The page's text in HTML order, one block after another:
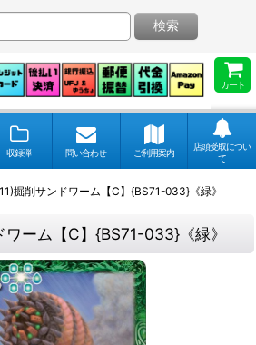
カート
検索
収録弾 問い合わせ ご利用案内
店頭受取につい
て
掘削サンドワーム【C】{BS71-033}《緑》
ーム【C】{BS71-033}《緑》